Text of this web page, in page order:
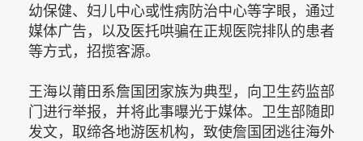
幼保健、妇儿中心或性病防治中心等字眼，通过
媒体广告，以及医托哄骗在正规医院排队的患者
等方式，招揽客源。
王海以莆田系詹国团家族为典型，向卫生药监部
门进行举报，并将此事曝光于媒体。卫生部随即
发文，取缔各地游医机构，致使詹国团逃往海外